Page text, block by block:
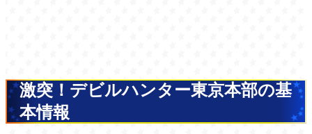
激突！デビルハンター東京本部の基
本情報